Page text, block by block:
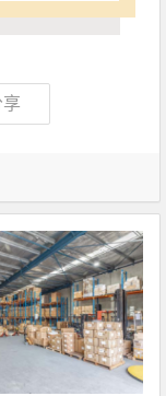
享